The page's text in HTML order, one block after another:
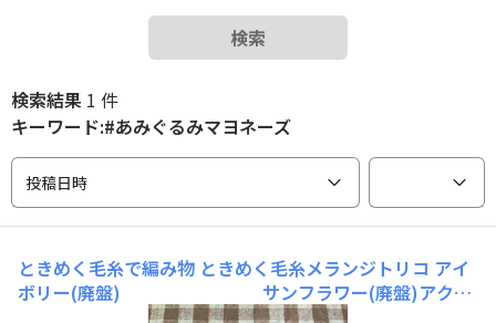
検索
検索結果 1 件
キーワード:#あみぐるみマヨネーズ
投稿日時
ときめく毛糸で編み物 ときめく毛糸メランジトリコ アイ
ボリー(廃盤) サンフラワー(廃盤)アクリ